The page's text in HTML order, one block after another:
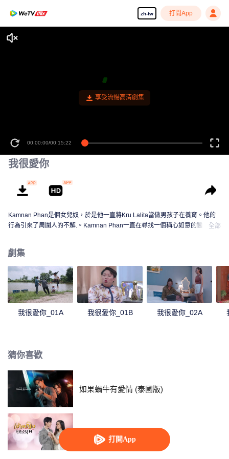
zh-tw 打開App
打開App
享受流暢高清劇集
00:00:00/00:15:22
我很愛你
Kamnan Phan是個女兒奴，於是他一直將Kru Lalita當做男孩子在養育。他的
行為引來了周圍人的不解.。Kamnan Phan一直在尋找一個稱心如意的醫生女
了，而此時她身邊已有帥氣多金的老公Tide。Tide決定要解決任何來糾纏自己
女人的人...
全部
劇集
我很愛你_01A 我很愛你_01B 我很愛你_02A
猜你喜歡
如果蝸牛有愛情 (泰國版)